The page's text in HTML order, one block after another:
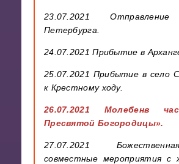
23.07.2021
Петербурга.
24.07.2021 Прибытие в
25.07.2021 Прибытие в село
к Крестному ходу.
26.07.2021 Молебенв
Пресвятой Богородицы».
27.07.2021
совместные мероприятия с